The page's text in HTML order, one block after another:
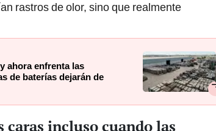
rastros de olor, sino que realmente
ahora enfrenta las
de baterías dejarán de
caras incluso cuando las